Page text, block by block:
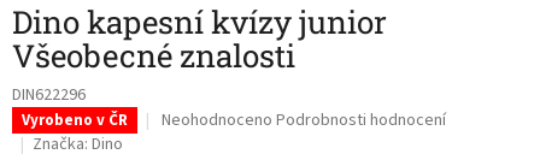
Dino kapesní kvízy junior
Všeobecné znalosti
DIN622296
Vyrobeno v ČR
Průměrné
Neohodnoceno Podrobnosti hodnocení
Značka: Dino